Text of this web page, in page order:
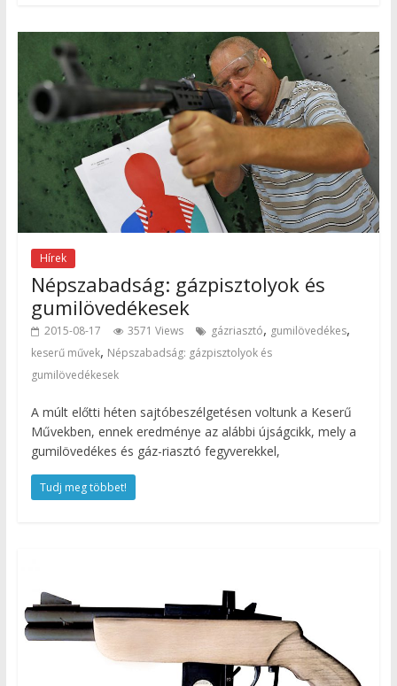
Hírek
Népszabadság: gázpisztolyok és
gumilövedékesek
2015-08-17 3571 Views gázriasztó, gumilövedékes,
keserű művek, Népszabadság: gázpisztolyok és
gumilövedékesek
A múlt előtti héten sajtóbeszélgetésen voltunk a Keserű
Művekben, ennek eredménye az alábbi újságcikk, mely a
gumilövedékes és gáz-riasztó fegyverekkel,
Tudj meg többet!